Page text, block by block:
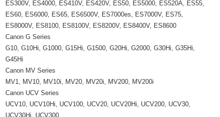
ES300V, ES4000, ES410V, ES420V, ES50, ES5000, ES520A, ES55,
ES60, ES6000, ES65, ES6500V, ES7000es, ES7000V, ES75,
ES8000V, ES8100, ES8100V, ES8200V, ES8400V, ES8600
Canon G Series
G10, G10Hi, G1000, G15Hi, G1500, G20Hi, G2000, G30Hi, G35Hi,
G45Hi
Canon MV Series
MV1, MV10, MV10i, MV20, MV20i, MV200, MV200i
Canon UCV Series
UCV10, UCV10Hi, UCV100, UCV20, UCV20Hi, UCV200, UCV30,
UCV30Hi, UCV300